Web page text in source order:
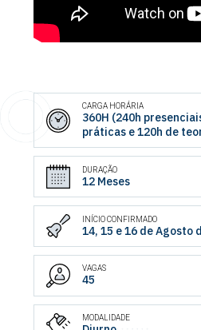
CARGA HORÁRIA
360H (240h
práticas e 120h de
DURAÇÃO
12 Meses
INÍCIO CONFIRMADO
14, 15 e 16 de Agosto
VAGAS
45
MODALIDADE